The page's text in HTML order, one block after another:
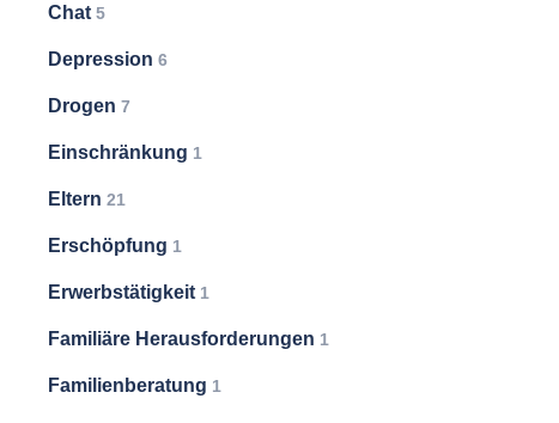
Chat 5
Depression 6
Drogen 7
Einschränkung 1
Eltern 21
Erschöpfung 1
Erwerbstätigkeit 1
Familiäre Herausforderungen 1
Familienberatung 1